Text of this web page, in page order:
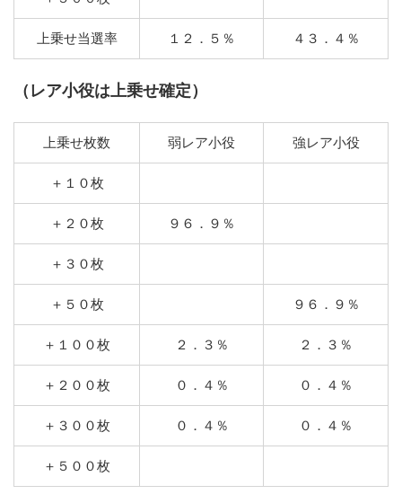
上乗せ当選率 １２．５％ ４３．４％
（レア小役は上乗せ確定）
上乗せ枚数 弱レア小役 強レア小役
＋１０枚
＋２０枚 ９６．９％
＋３０枚
＋５０枚 ９６．９％
＋１００枚 ２．３％ ２．３％
＋２００枚 ０．４％ ０．４％
＋３００枚 ０．４％ ０．４％
＋５００枚